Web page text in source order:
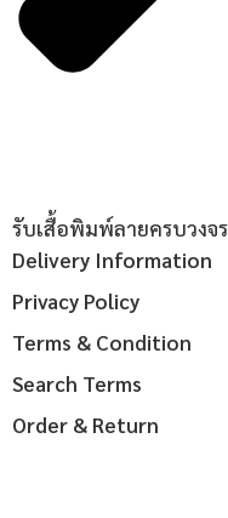
รับเสื้อพิมพ์ลายครบวง
Delivery Information
Privacy Policy
Terms & Condition
Search Terms
Order & Return